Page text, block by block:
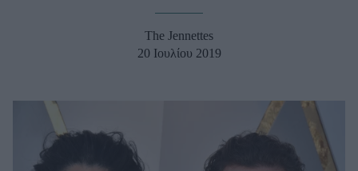
Beauty News
Well being
The Jennettes
20 Ιουλίου 2019